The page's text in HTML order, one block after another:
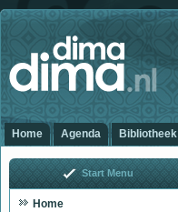
Home Agenda Bibliotheek
Start Menu
Home